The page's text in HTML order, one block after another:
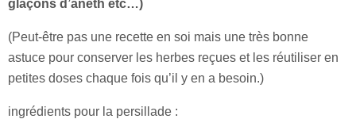
glaçons d’aneth etc…)
(Peut-être pas une recette en soi mais une très bonne
astuce pour conserver les herbes reçues et les réutiliser en
petites doses chaque fois qu’il y en a besoin.)
ingrédients pour la persillade :